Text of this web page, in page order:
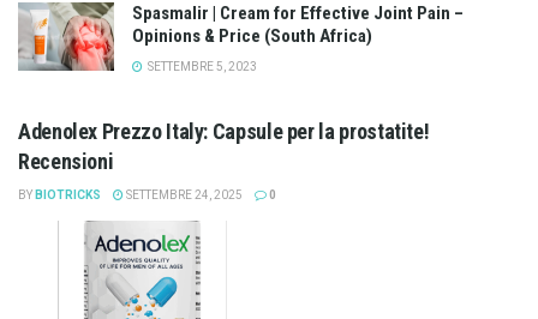
Spasmalir | Cream for Effective Joint Pain –
Opinions & Price (South Africa)
SETTEMBRE 5, 2023
Adenolex Prezzo Italy: Capsule per la prostatite!
Recensioni
BY BIOTRICKS SETTEMBRE 24, 2025 0